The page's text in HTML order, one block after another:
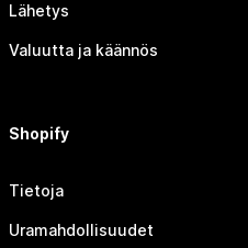
Lähetys
Valuutta ja käännös
Shopify
Tietoja
Uramahdollisuudet